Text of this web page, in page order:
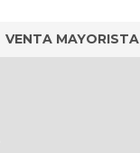
VENTA MAYORISTA